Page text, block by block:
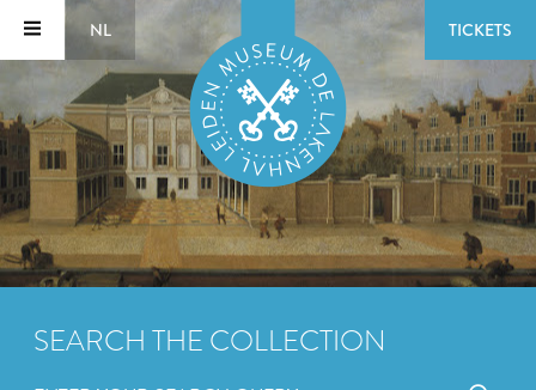
NL TICKETS
SEARCH THE COLLECTION